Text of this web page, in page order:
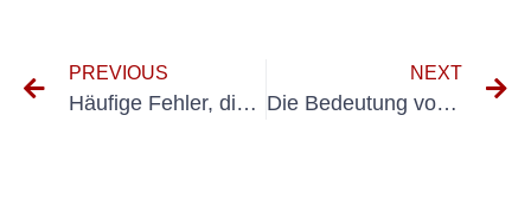
PREVIOUS
Häufige Fehler, die Sie bei der Durchführung von VDE-Messungen vermeiden sollten
NEXT
Die Bedeutung von Notfallinspektionen elektrischer Systeme für die öffentliche Sicherheit